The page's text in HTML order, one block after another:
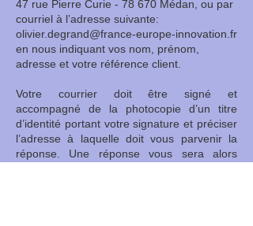
47 rue Pierre Curie - 78 670 Médan, ou par
courriel à l’adresse suivante:
olivier.degrand@france-europe-innovation.fr
en nous indiquant vos nom, prénom,
adresse et votre référence client.
Votre courrier doit être signé et
accompagné de la photocopie d’un titre
d’identité portant votre signature et préciser
l’adresse à laquelle doit vous parvenir la
réponse. Une réponse vous sera alors